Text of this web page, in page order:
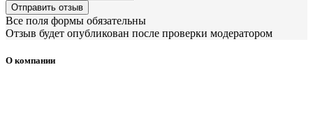
Отправить отзыв
Все поля формы обязательны
Отзыв будет опубликован после проверки модератором
О компании